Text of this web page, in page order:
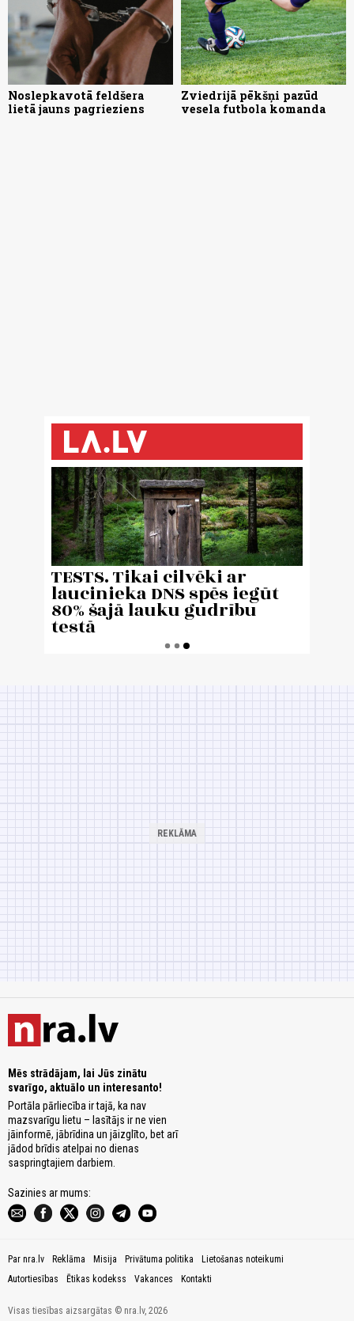
Noslepkavotā feldšera
lietā jauns pagrieziens
Zviedrijā pēkšņi pazūd
vesela futbola komanda
Mēs strādājam, lai Jūs zinātu
svarīgo, aktuālo un interesanto!
Portāla pārliecība ir tajā, ka nav
mazsvarīgu lietu – lasītājs ir ne vien
jāinformē, jābrīdina un jāizglīto, bet arī
jādod brīdis atelpai no dienas
saspringtajiem darbiem.
Sazinies ar mums:
Par nra.lv Reklāma Misija Privātuma politika
Lietošanas noteikumi
Autortiesības
Ētikas kodekss Vakances Kontakti
Visas tiesības aizsargātas © nra.lv, 2026